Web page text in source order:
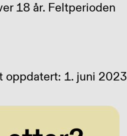
18 år. Feltperioden
oppdatert: 1. juni 2023